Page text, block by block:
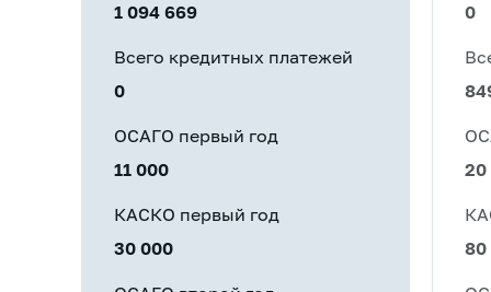
1 094 669
Всего кредитных платежей
0
ОСАГО первый год
11 000
КАСКО первый год
30 000
0
20
80